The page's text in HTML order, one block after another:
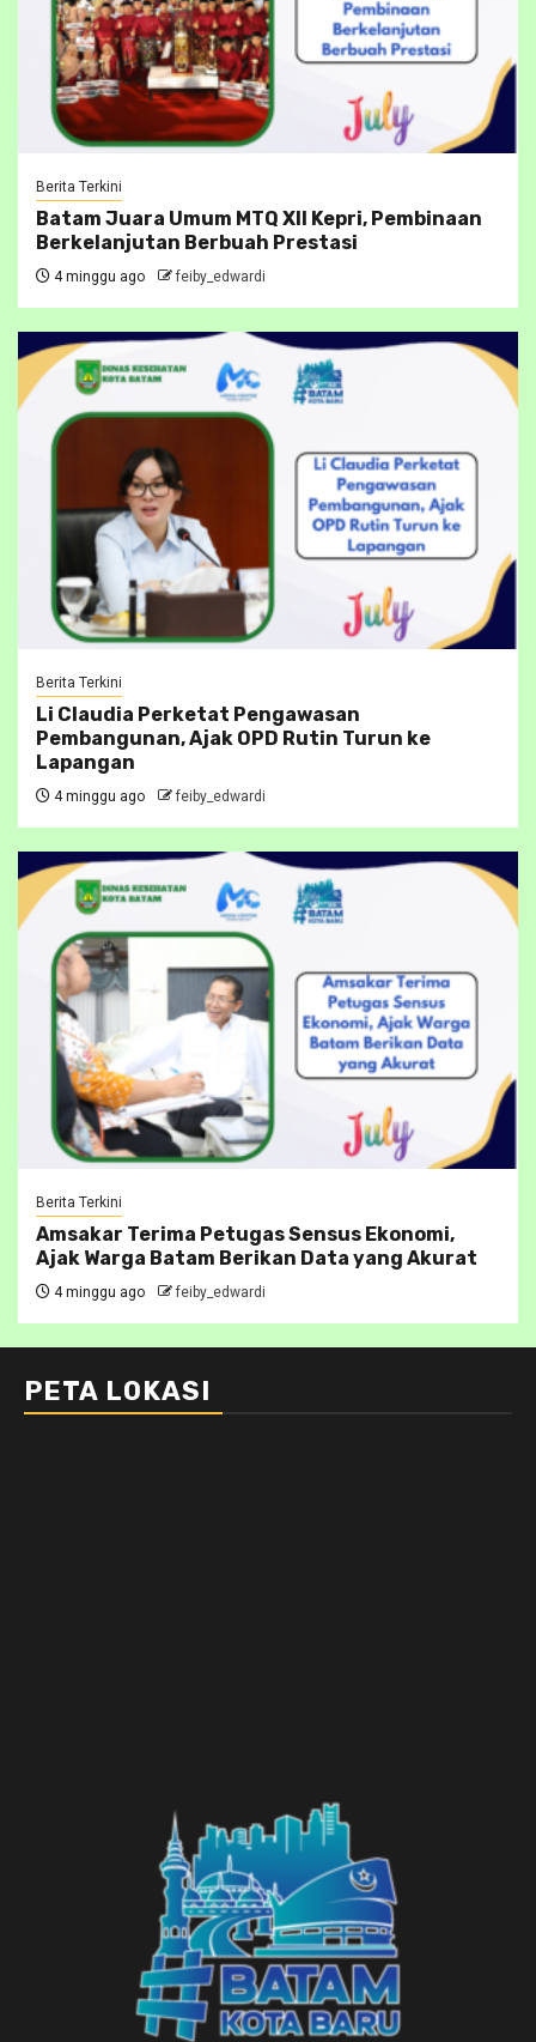
Berita Terkini
Batam Juara Umum MTQ XII Kepri, Pembinaan
Berkelanjutan Berbuah Prestasi
4 minggu ago feiby_edwardi
Berita Terkini
Li Claudia Perketat Pengawasan
Pembangunan, Ajak OPD Rutin Turun ke
Lapangan
4 minggu ago feiby_edwardi
Berita Terkini
Amsakar Terima Petugas Sensus Ekonomi,
Ajak Warga Batam Berikan Data yang Akurat
4 minggu ago feiby_edwardi
PETA LOKASI